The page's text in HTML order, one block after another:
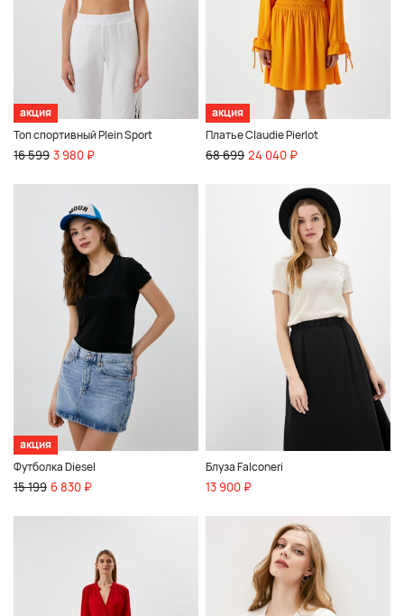
акция
Топ спортивный Plein Sport
16 599 3 980 ₽
акция
Платье Claudie Pierlot
68 699 24 040 ₽
акция
Футболка Diesel
15 199 6 830 ₽
Блуза Falconeri
13 900 ₽